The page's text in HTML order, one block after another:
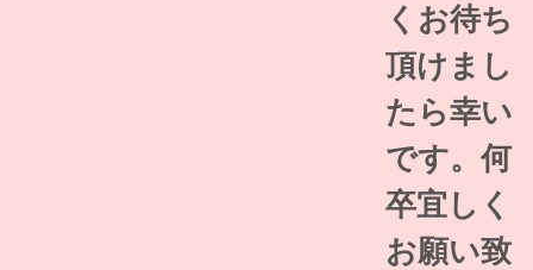
くお待ち
頂けまし
たら幸い
です。何
卒宜しく
お願い致